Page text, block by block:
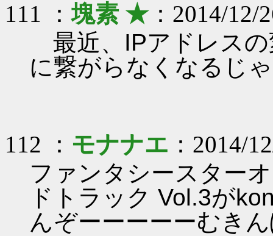
111 ：塊素 ★：2014/12/
最近、IPアドレス
に繋がらなくなるじ
112 ： モナナエ ：2014/
ファンタシースター
ドトラック Vol.3が
んぞーーーーーむき